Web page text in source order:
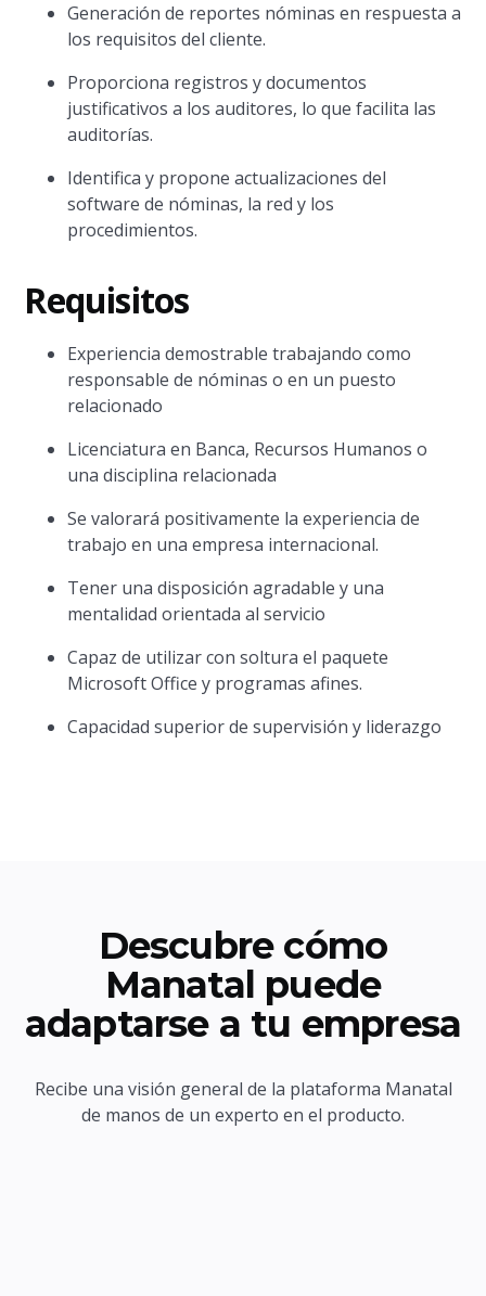
Generación de reportes nóminas en respuesta a
los requisitos del cliente.
Proporciona registros y documentos
justificativos a los auditores, lo que facilita las
auditorías.
Identifica y propone actualizaciones del
software de nóminas, la red y los
procedimientos.
Requisitos
Experiencia demostrable trabajando como
responsable de nóminas o en un puesto
relacionado
Licenciatura en Banca, Recursos Humanos o
una disciplina relacionada
Se valorará positivamente la experiencia de
trabajo en una empresa internacional.
Tener una disposición agradable y una
mentalidad orientada al servicio
Capaz de utilizar con soltura el paquete
Microsoft Office y programas afines.
Capacidad superior de supervisión y liderazgo
Descubre cómo
Manatal puede
adaptarse a tu empresa
Recibe una visión general de la plataforma Manatal
de manos de un experto en el producto.